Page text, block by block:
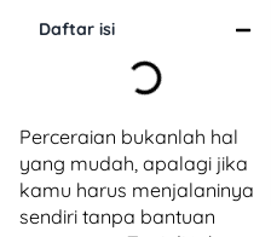
Daftar isi
Perceraian bukanlah hal
yang mudah, apalagi jika
kamu harus menjalaninya
sendiri tanpa bantuan